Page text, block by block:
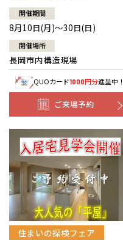
開催期間
8月10日(月)～30日(日)
開催場所
長岡市内構造現場
QUOカード1000円分進呈中！
ご来場予約
住まいの探検フェア